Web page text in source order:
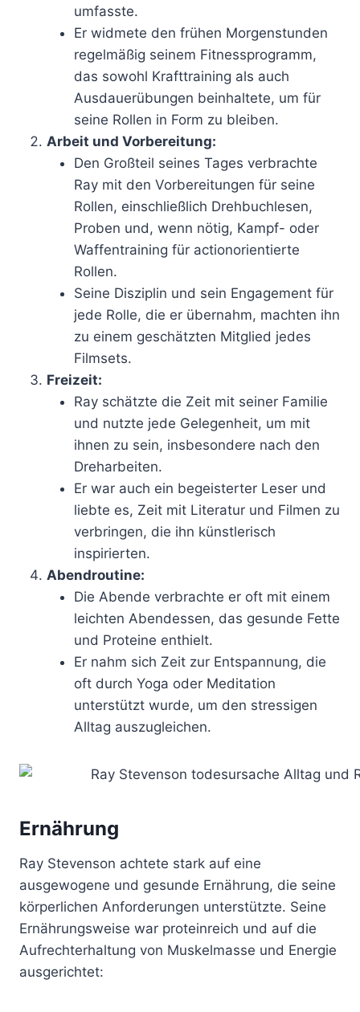
umfasste.
Er widmete den frühen Morgenstunden
regelmäßig seinem Fitnessprogramm,
das sowohl Krafttraining als auch
Ausdauerübungen beinhaltete, um für
seine Rollen in Form zu bleiben.
Arbeit und Vorbereitung:
Den Großteil seines Tages verbrachte
Ray mit den Vorbereitungen für seine
Rollen, einschließlich Drehbuchlesen,
Proben und, wenn nötig, Kampf- oder
Waffentraining für actionorientierte
Rollen.
Seine Disziplin und sein Engagement für
jede Rolle, die er übernahm, machten ihn
zu einem geschätzten Mitglied jedes
Filmsets.
Freizeit:
Ray schätzte die Zeit mit seiner Familie
und nutzte jede Gelegenheit, um mit
ihnen zu sein, insbesondere nach den
Dreharbeiten.
Er war auch ein begeisterter Leser und
liebte es, Zeit mit Literatur und Filmen zu
verbringen, die ihn künstlerisch
inspirierten.
Abendroutine:
Die Abende verbrachte er oft mit einem
leichten Abendessen, das gesunde Fette
und Proteine enthielt.
Er nahm sich Zeit zur Entspannung, die
oft durch Yoga oder Meditation
unterstützt wurde, um den stressigen
Alltag auszugleichen.
Ernährung
Ray Stevenson achtete stark auf eine
ausgewogene und gesunde Ernährung, die seine
körperlichen Anforderungen unterstützte. Seine
Ernährungsweise war proteinreich und auf die
Aufrechterhaltung von Muskelmasse und Energie
ausgerichtet: